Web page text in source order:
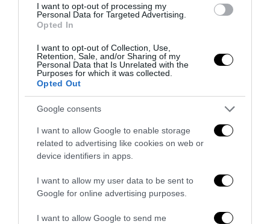
I want to opt-out of processing my
Personal Data for Targeted Advertising.
Opted In
I want to opt-out of Collection, Use,
Retention, Sale, and/or Sharing of my
Personal Data that Is Unrelated with the
Purposes for which it was collected.
Opted Out
Google consents
I want to allow Google to enable storage
related to advertising like cookies on web or
device identifiers in apps.
I want to allow my user data to be sent to
Google for online advertising purposes.
I want to allow Google to send me
corte
7 Agosto 2026